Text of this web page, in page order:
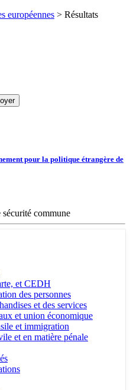
européennes > Résultats
pour la politique étrangère de
commune
et CEDH
des personnes
et des services
et union économique
et immigration
et en matière pénale